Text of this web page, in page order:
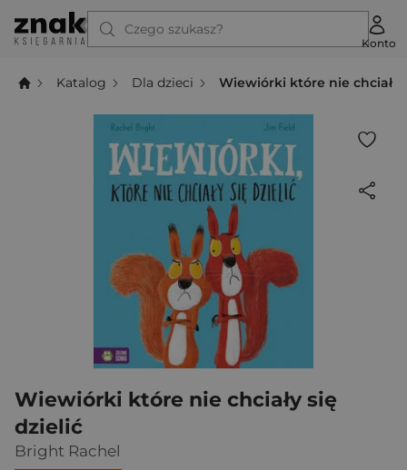
Czego szukasz?
Konto
Katalog Dla dzieci Wiewiórki które nie chciały
Wiewiórki które nie chciały się
dzielić
Bright Rachel